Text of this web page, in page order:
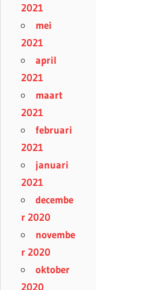
2021
mei
2021
april
2021
maart
2021
februari
2021
januari
2021
decembe
r 2020
novembe
r 2020
oktober
2020